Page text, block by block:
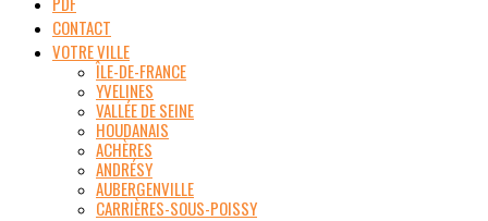
CONTACT
VOTRE VILLE
ÎLE-DE-FRANCE
YVELINES
VALLÉE DE SEINE
HOUDANAIS
ACHÈRES
ANDRÉSY
AUBERGENVILLE
CARRIÈRES-SOUS-POISSY